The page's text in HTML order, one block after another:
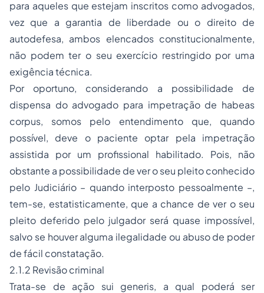
para aqueles que estejam inscritos como advogados,
vez que a garantia de liberdade ou o direito de
autodefesa, ambos elencados constitucionalmente,
não podem ter o seu exercício restringido por uma
exigência técnica.
Por oportuno, considerando a possibilidade de
dispensa do advogado para impetração de habeas
corpus, somos pelo entendimento que, quando
possível, deve o paciente optar pela impetração
assistida por um profissional habilitado. Pois, não
obstante a possibilidade de ver o seu pleito conhecido
pelo Judiciário – quando interposto pessoalmente –,
tem-se, estatisticamente, que a chance de ver o seu
pleito deferido pelo julgador será quase impossível,
salvo se houver alguma ilegalidade ou abuso de poder
de fácil constatação.
2.1.2 Revisão criminal
Trata-se de ação sui generis, a qual poderá ser